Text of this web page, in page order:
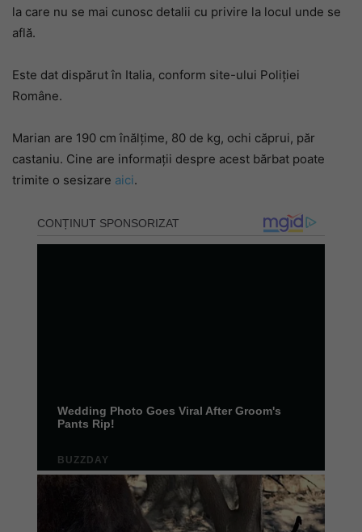
la care nu se mai cunosc detalii cu privire la locul unde se
află.
Este dat dispărut în Italia, conform site-ului Poliției
Române.
Marian are 190 cm înălțime, 80 de kg, ochi căprui, păr
castaniu. Cine are informații despre acest bărbat poate
trimite o sesizare aici.